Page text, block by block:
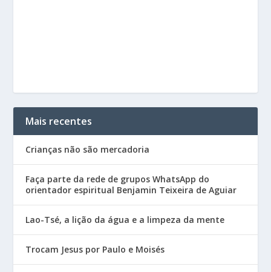
Mais recentes
Crianças não são mercadoria
Faça parte da rede de grupos WhatsApp do
orientador espiritual Benjamin Teixeira de Aguiar
Lao-Tsé, a lição da água e a limpeza da mente
Trocam Jesus por Paulo e Moisés